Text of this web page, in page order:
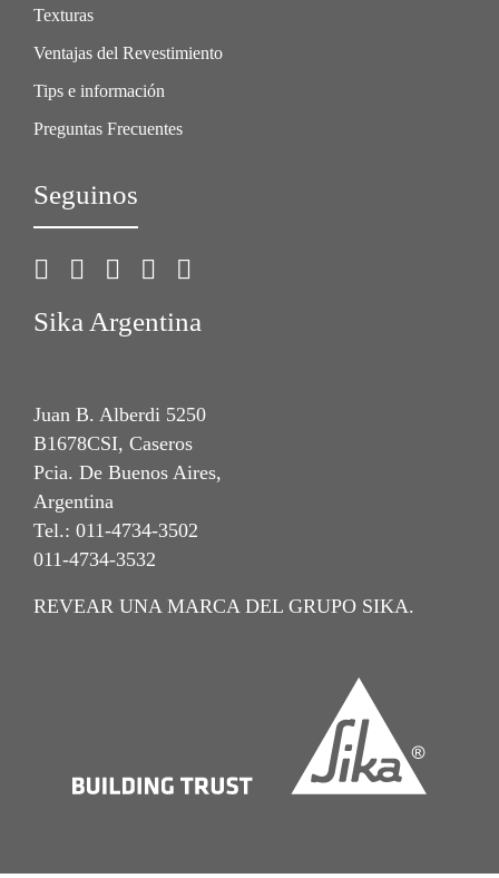
Texturas
Ventajas del Revestimiento
Tips e información
Preguntas Frecuentes
Seguinos
Sika Argentina
Juan B. Alberdi 5250
B1678CSI, Caseros
Pcia. De Buenos Aires,
Argentina
Tel.: 011-4734-3502
011-4734-3532
REVEAR UNA MARCA DEL GRUPO SIKA.